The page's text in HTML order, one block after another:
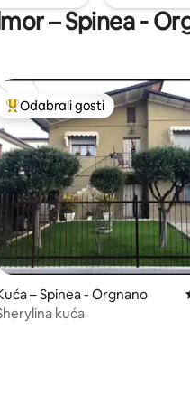
– Spinea -
gosti”
5/5, recenzija: 37
Među najviše rangiranima s
Odabrali gosti
– Spinea - Orgnano
kuća